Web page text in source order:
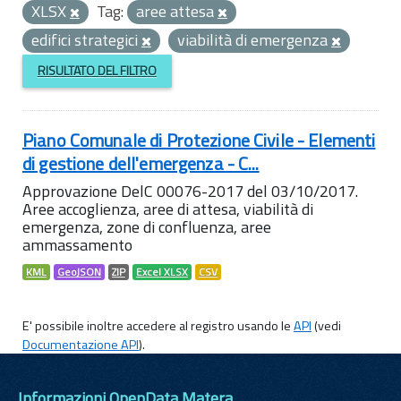
XLSX
Tag: aree attesa
edifici strategici
viabilità di emergenza
RISULTATO DEL FILTRO
Piano Comunale di Protezione Civile - Elementi
di gestione dell'emergenza - C...
Approvazione DelC 00076-2017 del 03/10/2017.
Aree accoglienza, aree di attesa, viabilità di
emergenza, zone di confluenza, aree
ammassamento
KML GeoJSON ZIP Excel XLSX CSV
E' possibile inoltre accedere al registro usando leAPI(vedi
Documentazione API).